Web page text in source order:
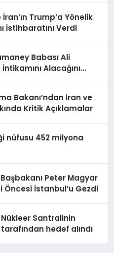
İran’ın Trump’a Yönelik
İstihbaratını Verdi
Babası Ali
Alacağını
Bakanı’ndan İran ve
Kritik Açıklamalar
nüfusu 452 milyona
Peter Magyar
Öncesi İstanbul’u Gezdi
Santralinin
hedef alındı